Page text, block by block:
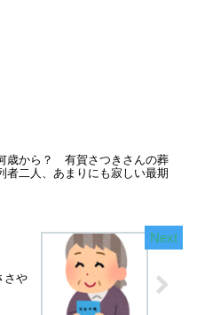
歳から？ 有賀さつきさんの葬
者二人、あまりにも寂しい最期
さや